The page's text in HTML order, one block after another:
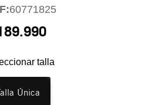
60771825
talla
Única